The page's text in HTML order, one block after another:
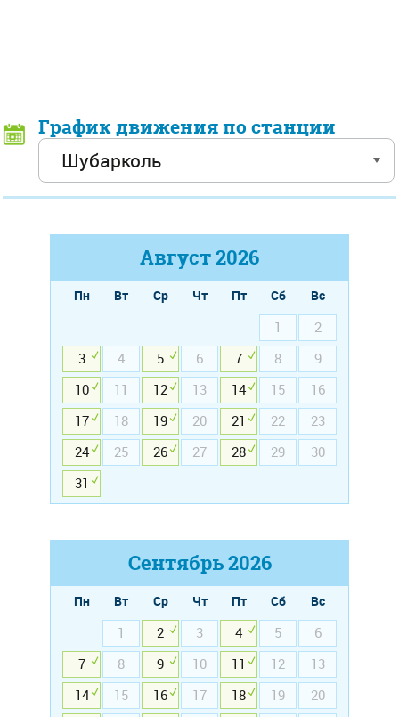
График движения по станции
Август2026
Пн Вт Ср Чт Пт Сб
Вс
1
2
3
4 5 6 7 8
9
10
11 12 13 14 15
16
17
18 19 20 21 22
23
24
25 26 27 28 29
30
31
Сентябрь2026
Пн Вт Ср Чт Пт Сб
Вс
1
2 3 4 5
6
7
8 9 10 11 12
13
14
15 16 17 18 19
20